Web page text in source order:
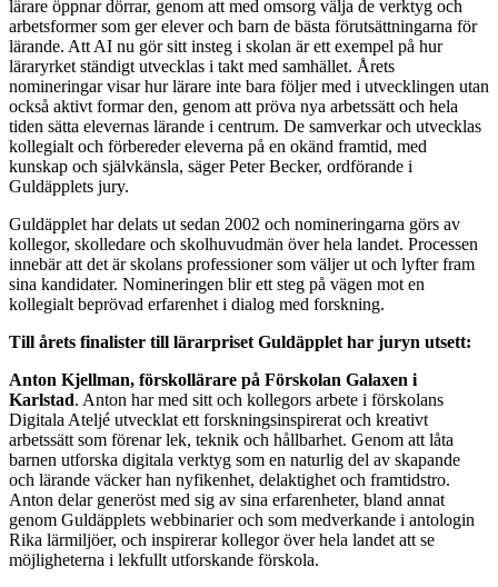
lärare öppnar dörrar, genom att med omsorg välja de verktyg och
arbetsformer som ger elever och barn de bästa förutsättningarna för
lärande. Att AI nu gör sitt insteg i skolan är ett exempel på hur
läraryrket ständigt utvecklas i takt med samhället. Årets
nomineringar visar hur lärare inte bara följer med i utvecklingen utan
också aktivt formar den, genom att pröva nya arbetssätt och hela
tiden sätta elevernas lärande i centrum. De samverkar och utvecklas
kollegialt och förbereder eleverna på en okänd framtid, med
kunskap och självkänsla, säger Peter Becker, ordförande i
Guldäpplets jury.
Guldäpplet har delats ut sedan 2002 och nomineringarna görs av
kollegor, skolledare och skolhuvudmän över hela landet. Processen
innebär att det är skolans professioner som väljer ut och lyfter fram
sina kandidater. Nomineringen blir ett steg på vägen mot en
kollegialt beprövad erfarenhet i dialog med forskning.
Till årets finalister till lärarpriset Guldäpplet har juryn utsett:
Anton Kjellman, förskollärare på Förskolan Galaxen i
Karlstad. Anton har med sitt och kollegors arbete i förskolans
Digitala Ateljé utvecklat ett forskningsinspirerat och kreativt
arbetssätt som förenar lek, teknik och hållbarhet. Genom att låta
barnen utforska digitala verktyg som en naturlig del av skapande
och lärande väcker han nyfikenhet, delaktighet och framtidstro.
Anton delar generöst med sig av sina erfarenheter, bland annat
genom Guldäpplets webbinarier och som medverkande i antologin
Rika lärmiljöer, och inspirerar kollegor över hela landet att se
möjligheterna i lekfullt utforskande förskola.